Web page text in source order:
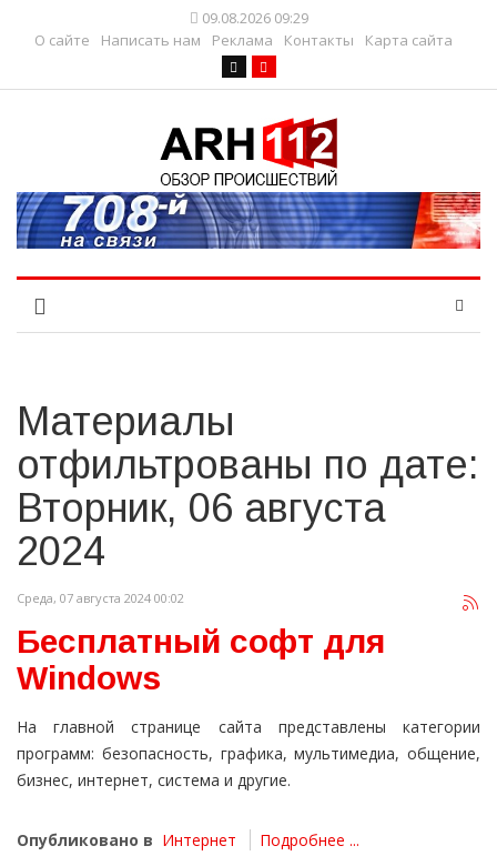
09.08.2026 09:29
О сайте
Написать нам Реклама Контакты Карта сайта
Материалы
отфильтрованы по дате:
Вторник, 06 августа
2024
Среда, 07 августа 2024 00:02
Бесплатный софт для
Windows
На главной странице сайта представлены категории
программ: безопасность, графика, мультимедиа, общение,
бизнес, интернет, система и другие.
Опубликовано в Интернет Подробнее ...